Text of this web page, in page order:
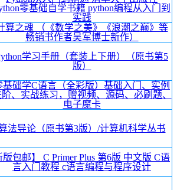
零基础自学书籍 python编程从入门到
实践
算之魂 （《数学之美》《浪潮之巅》等
畅销书作者吴军博士新作）
学习手册（套装上下册）（原书第5
版）
基础学C语言（全彩版）基础入门、实例
、实战练习，赠视频、源码、必刷题、
电子魔卡
法导论（原书第3版）/计算机科学丛书
版包邮】 C Primer Plus 第6版 中文版 C语
言入门教程 c语言编程与程序设计